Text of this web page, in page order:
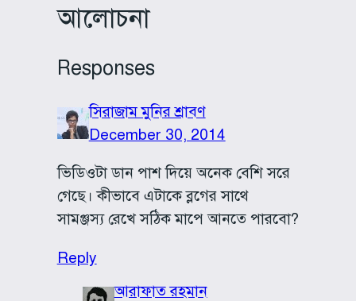
আলোচনা
Responses
সিরাজাম মুনির শ্রাবণ
December 30, 2014
ভিডিওটা ডান পাশ দিয়ে অনেক বেশি সরে
গেছে। কীভাবে এটাকে ব্লগের সাথে
সামঞ্জস্য রেখে সঠিক মাপে আনতে পারবো?
Reply
আরাফাত রহমান